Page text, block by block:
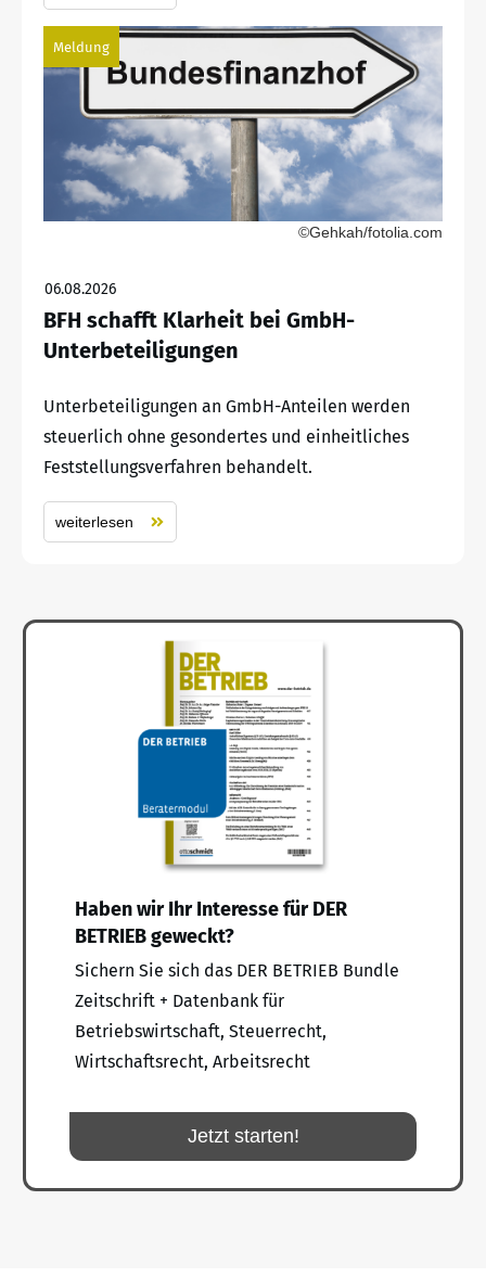
Meldung
©Gehkah/fotolia.com
06.08.2026
BFH schafft Klarheit bei GmbH-
Unterbeteiligungen
Unterbeteiligungen an GmbH-Anteilen werden
steuerlich ohne gesondertes und einheitliches
Feststellungsverfahren behandelt.
weiterlesen
Haben wir Ihr Interesse für DER
BETRIEB geweckt?
Sichern Sie sich das DER BETRIEB Bundle
Zeitschrift + Datenbank für
Betriebswirtschaft, Steuerrecht,
Wirtschaftsrecht, Arbeitsrecht
Jetzt starten!